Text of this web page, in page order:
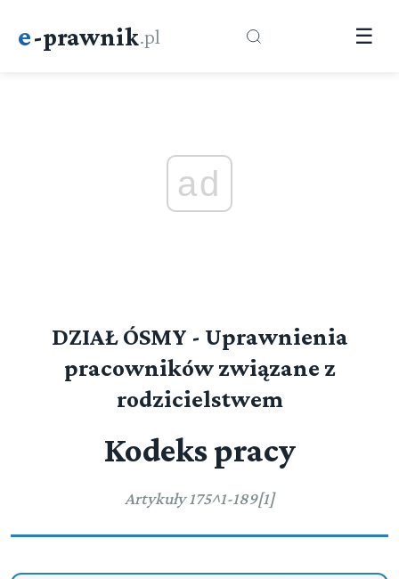
e-prawnik.pl ☰
ad
DZIAŁ ÓSMY - Uprawnienia
pracowników związane z
rodzicielstwem
Kodeks pracy
Artykuły 175^1-189[1]